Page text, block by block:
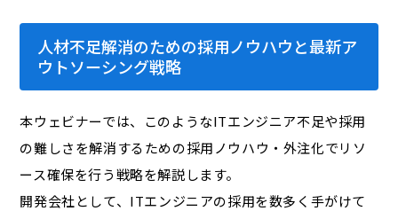
人材不足解消のための採用ノウハウと最新ア
ウトソーシング戦略
本ウェビナーでは、このようなITエンジニア不足や採用
の難しさを解消するための採用ノウハウ・外注化でリソ
ース確保を行う戦略を解説します。
開発会社として、ITエンジニアの採用を数多く手がけて